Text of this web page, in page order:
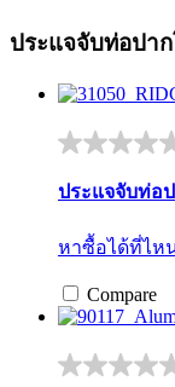
ประแจจับท่อปา
0.0
จาก
5
ดาว
ประแจจับท่อ
หาซื้อได้ที่ไห
Compare
0.0